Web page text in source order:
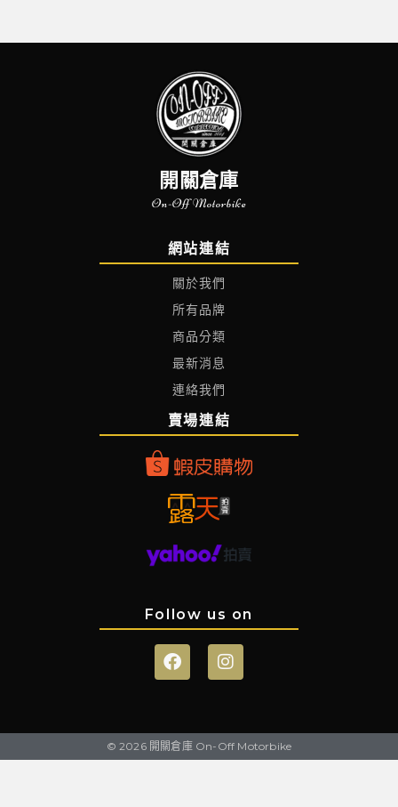
開關倉庫
On-Off Motorbike
網站連結
關於我們
所有品牌
商品分類
最新消息
連絡我們
賣場連結
Follow us on
© 2026 開關倉庫 On-Off Motorbike